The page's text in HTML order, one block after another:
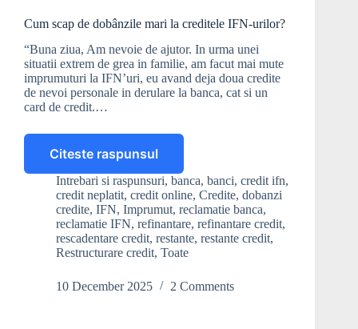
Cum scap de dobânzile mari la creditele IFN-urilor?
“Buna ziua, Am nevoie de ajutor. In urma unei
situatii extrem de grea in familie, am facut mai mute
imprumuturi la IFN’uri, eu avand deja doua credite
de nevoi personale in derulare la banca, cat si un
card de credit.…
Citeste raspunsul
Cum
scap
de
dobânzile
mari
la
creditele
urilor?
Intrebari si raspunsuri, banca, banci, credit ifn,
credit neplatit, credit online, Credite, dobanzi
credite, IFN, Imprumut, reclamatie banca,
reclamatie IFN, refinantare, refinantare credit,
rescadentare credit, restante, restante credit,
Restructurare credit, Toate
10 December 2025 2 Comments